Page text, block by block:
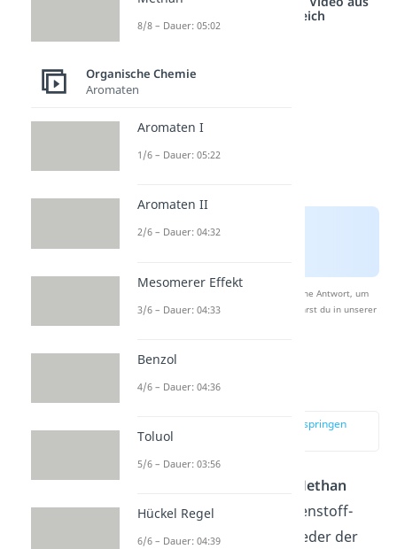
einem anderen Bereich
Nach Beantwortung speichern wir deine Antwort, um
Studyflix zu verbessern. Mehr dazu erfährst du in unserer
Reihe der Alkane
zur Stelle im Video springen
Methan
(CH4) mit nur
Kohlenstoff-
Atom. Die weiteren Mitglieder der
8/8 – Dauer: 05:02
Organische Chemie
Aromaten
Aromaten I
1/6 – Dauer: 05:22
Aromaten II
2/6 – Dauer: 04:32
Mesomerer Effekt
3/6 – Dauer: 04:33
Benzol
4/6 – Dauer: 04:36
Toluol
5/6 – Dauer: 03:56
Hückel Regel
6/6 – Dauer: 04:39